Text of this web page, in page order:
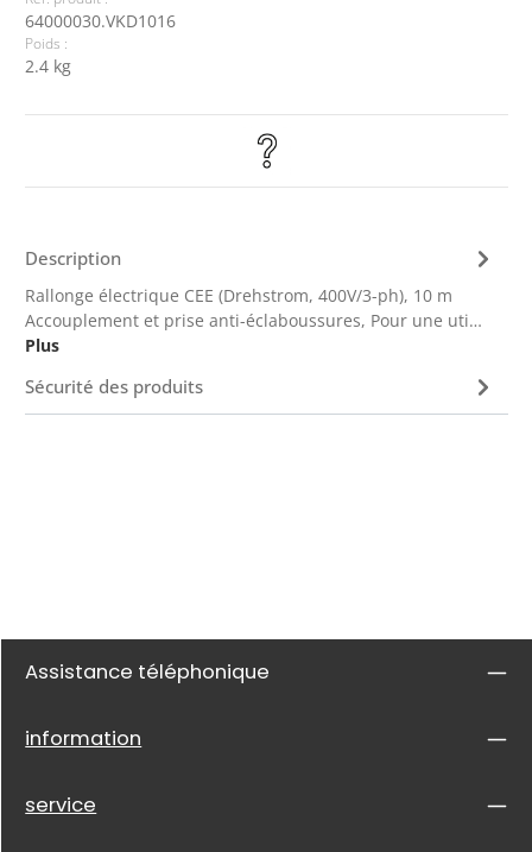
64000030.VKD1016
Poids :
2.4 kg
Description
Rallonge électrique CEE (Drehstrom, 400V/3-ph), 10 m
Accouplement et prise anti-éclaboussures, Pour une uti…
Plus
Sécurité des produits
Assistance téléphonique
information
service